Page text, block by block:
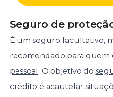
Seguro de
É um seguro facultativo,
recomendado para quem
pessoal . O objetivo do
crédito é acautelar